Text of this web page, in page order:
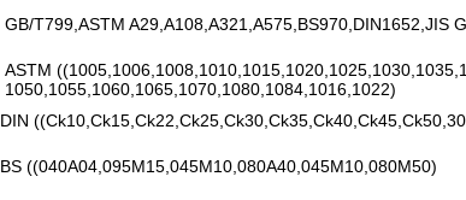
GB/T799,ASTM A29,A108,A321,A575,BS970,DIN1652,JIS
ASTM
1050,1055,1060,1065,1070,1080,1084,1016,1022)
DIN
BS ((040A04,095M15,045M10,080A40,045M10,080M50)